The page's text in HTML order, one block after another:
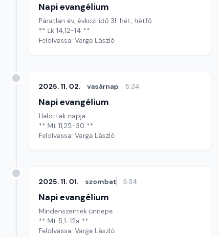
Napi evangélium
Páratlan év, évközi idő 31. hét, hétfő
** Lk 14,12-14 **
Felolvassa: Varga László
2025. 11. 02. vasárnap 5:34
Napi evangélium
Halottak napja
** Mt 11,25-30 **
Felolvassa: Varga László
2025. 11. 01. szombat 5:34
Napi evangélium
Mindenszentek ünnepe
** Mt 5,1-12a **
Felolvassa: Varga László